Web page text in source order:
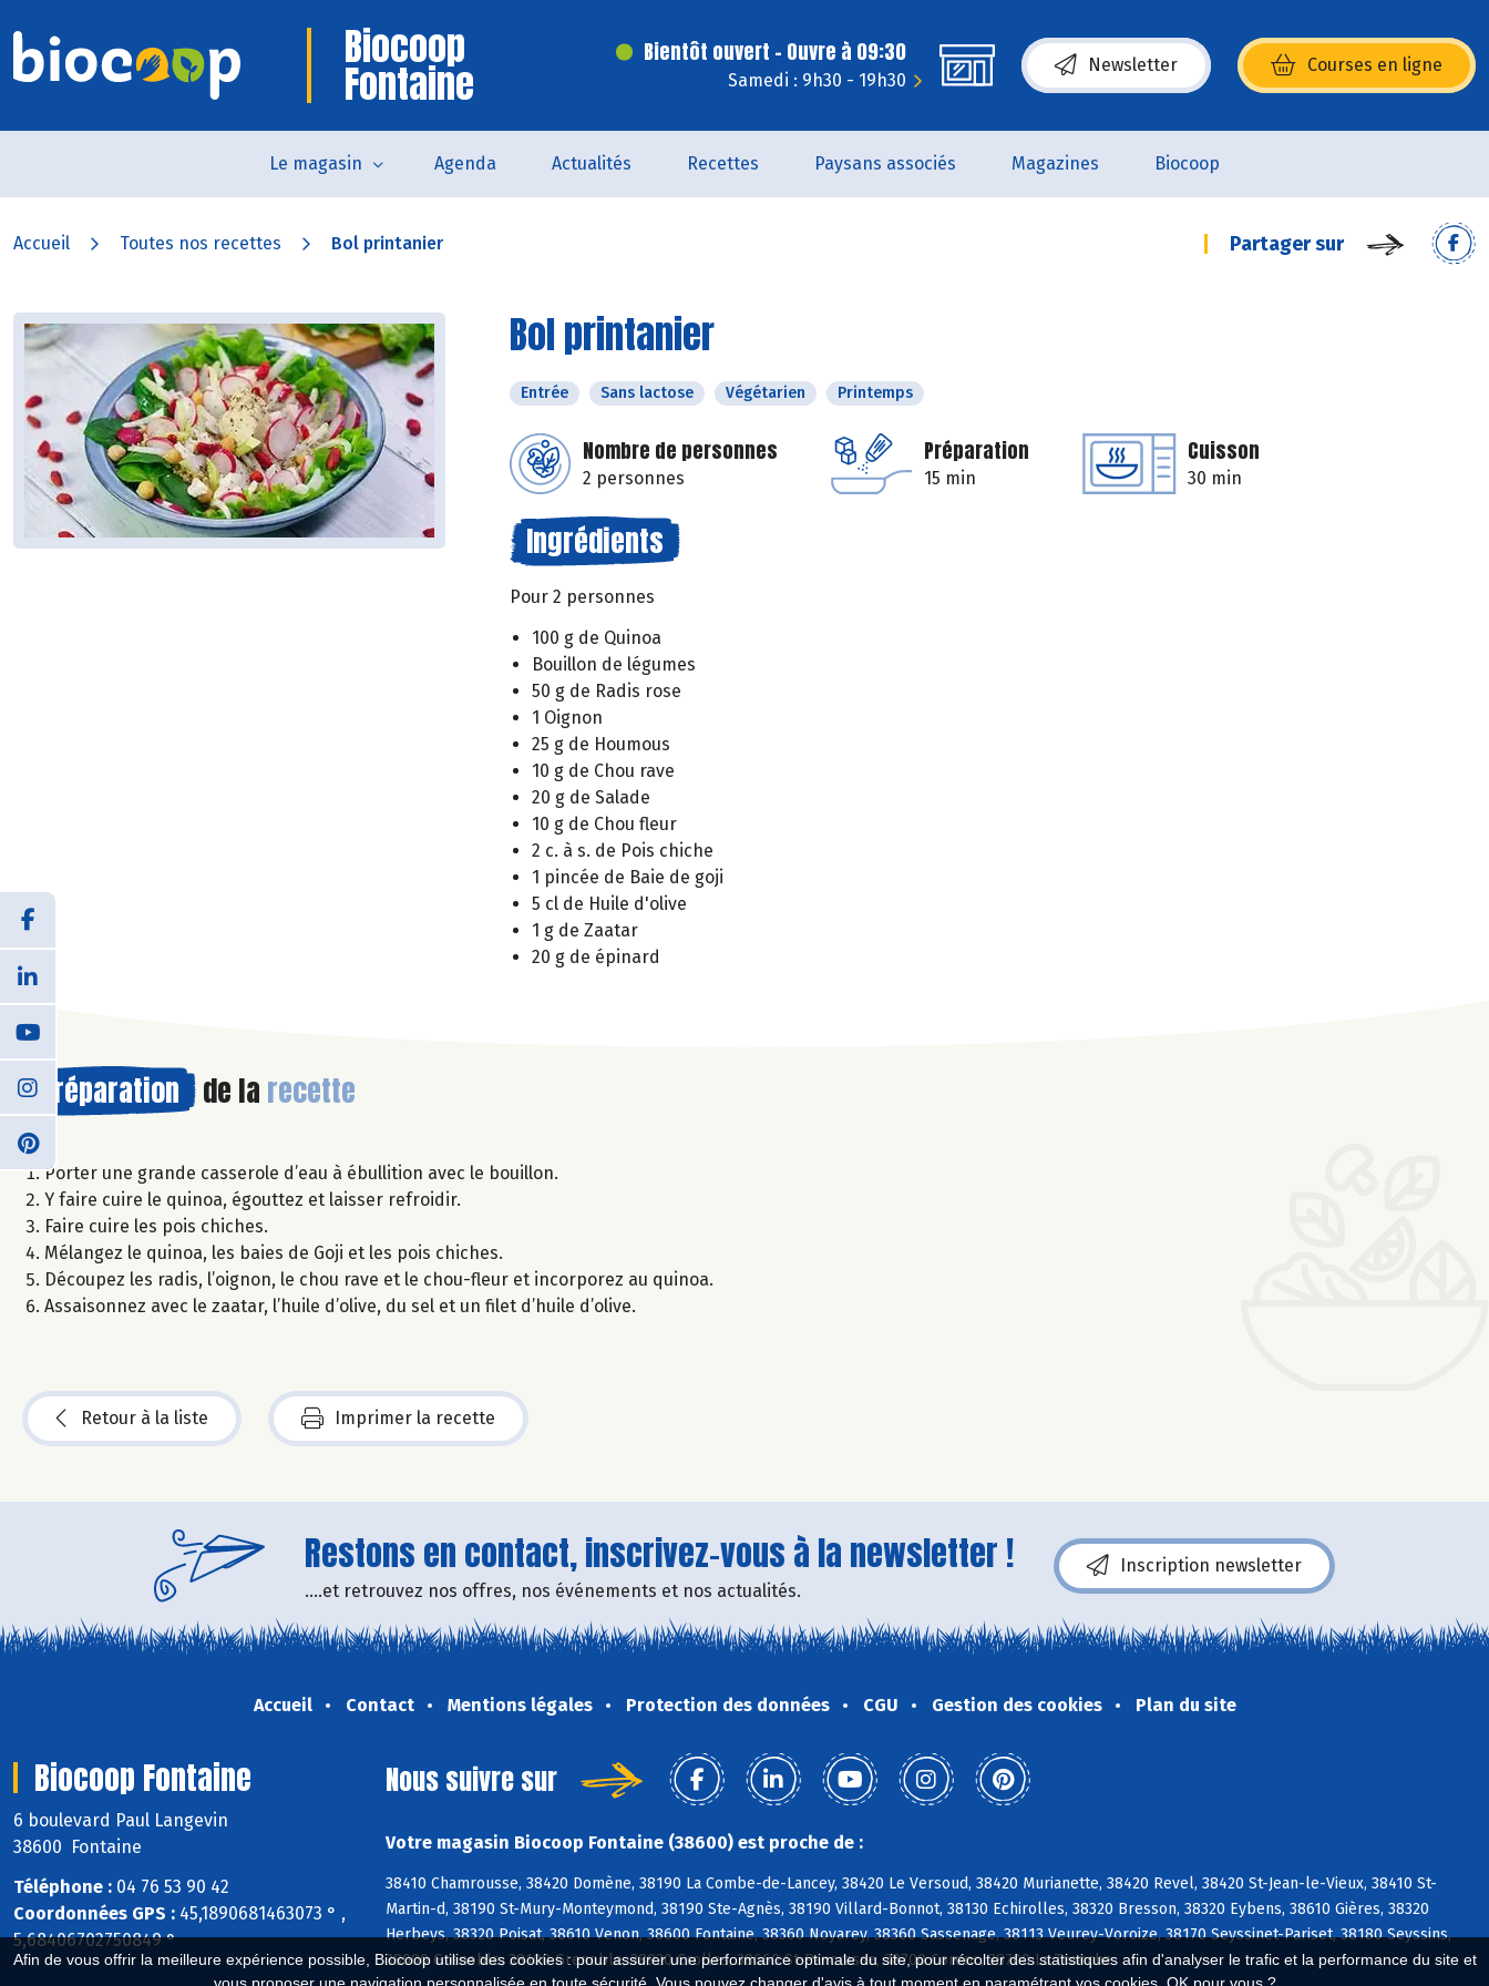
Afin de vous offrir la meilleure expérience possible, Biocoop utilise des cookies : pour assurer une performance optimale du site, pour récolter des statistiques afin d'analyser le trafic et la performance du site et
Biocoop
Fontaine
Bientôt ouvert - Ouvre à 09:30
Samedi : 9h30 - 19h30
Newsletter Courses en ligne
(s’ouvre dans une nouvelle fenêtre)
Le magasin Agenda Actualités Recettes Paysans associés Magazines Biocoop
Accueil Toutes nos recettes Bol printanier Partager sur
Bol printanier
Entrée Sans lactose Végétarien Printemps
Nombre de personnes
2 personnes
Préparation
15 min
Cuisson
30 min
Ingrédients
Pour 2 personnes
100 g de Quinoa
Bouillon de légumes
50 g de Radis rose
1 Oignon
25 g de Houmous
10 g de Chou rave
20 g de Salade
10 g de Chou fleur
2 c. à s. de Pois chiche
1 pincée de Baie de goji
5 cl de Huile d'olive
1 g de Zaatar
20 g de épinard
Préparation de la recette
Porter une grande casserole d’eau à ébullition avec le bouillon.
Y faire cuire le quinoa, égouttez et laisser refroidir.
Faire cuire les pois chiches.
Mélangez le quinoa, les baies de Goji et les pois chiches.
Découpez les radis, l’oignon, le chou rave et le chou-fleur et incorporez au quinoa.
Assaisonnez avec le zaatar, l’huile d’olive, du sel et un filet d’huile d’olive.
Retour à la liste Imprimer la recette
Restons en contact, inscrivez-vous à la newsletter !
....et retrouvez nos offres, nos événements et nos actualités.
Inscription newsletter
Accueil Contact Mentions légales Protection des données CGU Gestion des cookies Plan du site
Biocoop Fontaine
6 boulevard Paul Langevin
38600 Fontaine
Téléphone : 04 76 53 90 42
Coordonnées GPS : 45,1890681463073 ° ,
5,68406702750849 °
Nous suivre sur
Votre magasin Biocoop Fontaine (38600) est proche de :
38410 Chamrousse, 38420 Domène, 38190 La Combe-de-Lancey, 38420 Le Versoud, 38420 Murianette, 38420 Revel, 38420 St-Jean-le-Vieux, 38410 St-
Martin-d, 38190 St-Mury-Monteymond, 38190 Ste-Agnès, 38190 Villard-Bonnot, 38130 Echirolles, 38320 Bresson, 38320 Eybens, 38610 Gières, 38320
Herbeys, 38320 Poisat, 38610 Venon, 38600 Fontaine, 38360 Noyarey, 38360 Sassenage, 38113 Veurey-Voroize, 38170 Seyssinet-Pariset, 38180 Seyssins,
38000 Grenoble, 38100 Grenoble, 38920 Crolles, 38660 St-Pancrasse, 38700 Corenc, 38700 La Tronche